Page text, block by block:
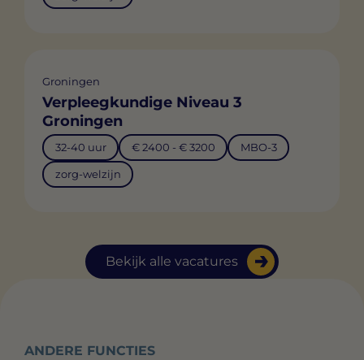
Bekijk alle vacatures
Groningen
Verpleegkundige Niveau 3
Groningen
32-40 uur € 2400 - € 3200 MBO-3
zorg-welzijn
ANDERE FUNCTIES